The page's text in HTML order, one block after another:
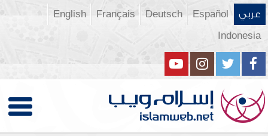
عربي Español
Deutsch
Français
English
Indonesia